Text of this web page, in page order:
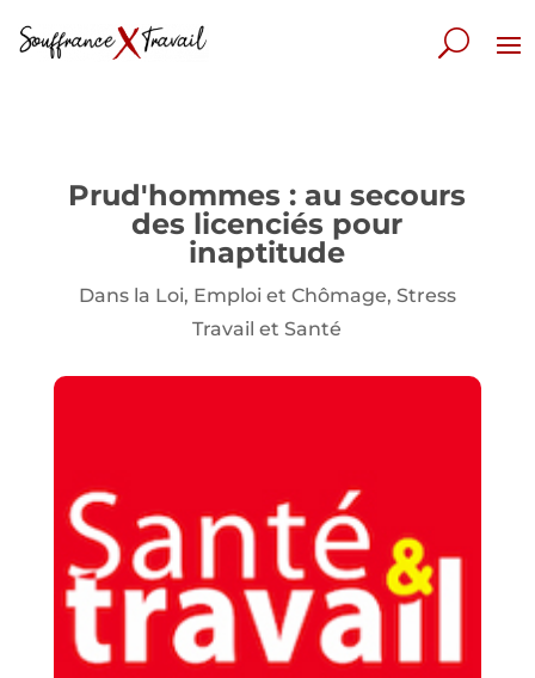
Prud'hommes : au secours
des licenciés pour
inaptitude
Dans la Loi, Emploi et Chômage, Stress
Travail et Santé